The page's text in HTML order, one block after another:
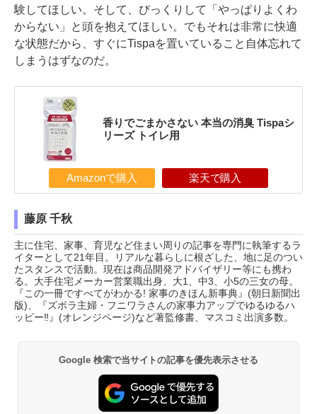
験してほしい。そして、びっくりして「やっぱりよくわ
からない」と頭を抱えてほしい。でもそれは非常に快適
な状態だから、すぐにTispaを置いていること自体忘れて
しまうはずなのだ。
香りでごまかさない 本当の消臭 Tispaシ
リーズ トイレ用
Amazonで購入 楽天で購入
藤原 千秋
主に住宅、家事、育児など住まい周りの記事を専門に執筆するラ
イターとして21年目。リアルな暮らしに根ざした、地に足のつい
たスタンスで活動。現在は商品開発アドバイザリー等にも携わ
る。大手住宅メーカー営業職出身、大1、中3、小5の三女の母。
『この一冊ですべてがわかる! 家事のきほん新事典』(朝日新聞出
版)、『ズボラ主婦・フニワラさんの家事力アップでゆるゆるハ
ッピー‼』(オレンジページ)など著監修書、マスコミ出演多数。
Google 検索で当サイトの記事を優先表示させる